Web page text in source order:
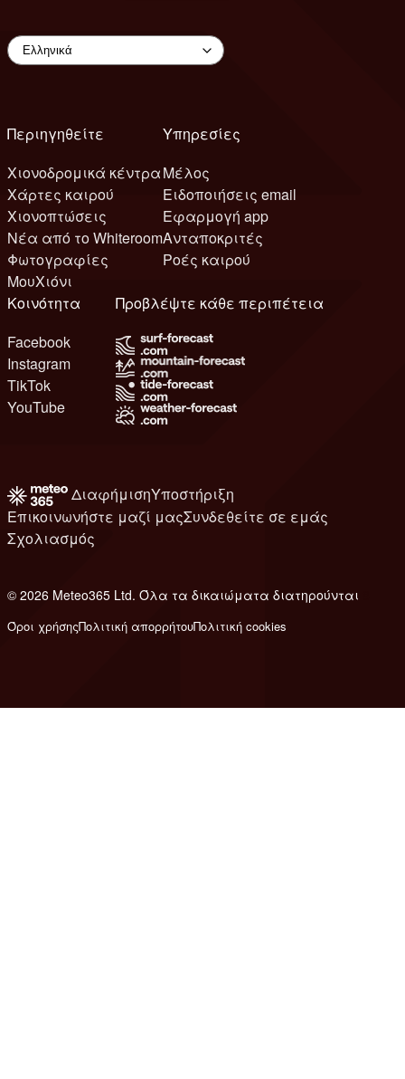
Περιηγηθείτε
Χιονοδρομικά κέντρα
Χάρτες καιρού
Χιονοπτώσεις
Νέα από το Whiteroom
Φωτογραφίες
ΜουΧιόνι
Υπηρεσίες
Μέλος
Ειδοποιήσεις email
Εφαρμογή app
Ανταποκριτές
Ροές καιρού
Κοινότητα
Facebook
Instagram
TikTok
YouTube
Προβλέψτε κάθε περιπέτεια
ΔιαφήμισηΥποστήριξη
Επικοινωνήστε μαζί μαςΣυνδεθείτε σε εμάς
Σχολιασμός
© 2026 Meteo365 Ltd. Όλα τα δικαιώματα διατηρούνται
Όροι χρήσηςΠολιτική απορρήτουΠολιτική cookies